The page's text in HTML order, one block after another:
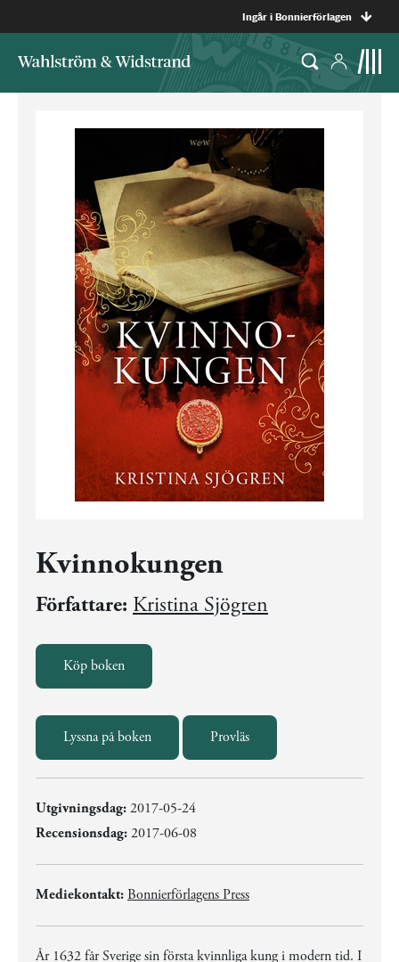
Ingår i Bonnierförlagen
Kvinnokungen
Författare: Kristina Sjögren
Köp boken
Lyssna på boken Provläs
Utgivningsdag:2017-05-24
Recensionsdag:2017-06-08
Mediekontakt: Bonnierförlagens Press
År 1632 får Sverige sin första kvinnliga kung i modern tid. I